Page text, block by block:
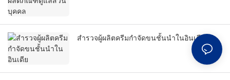
สำรวจผู้ผลิตครีมกำจัดขนชั้นนำในอินเดีย